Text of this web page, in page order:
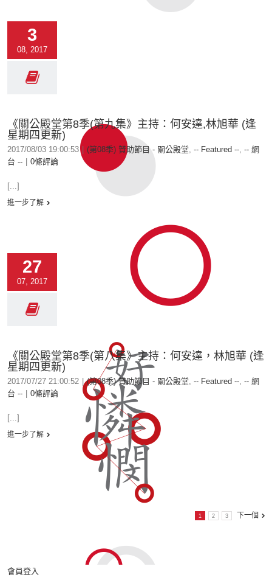
3
08, 2017
《關公殿堂第8季(第九集》主持：何安達,林旭華 (逢
星期四更新)
2017/08/03 19:00:53 (第08季) 贊助節目 - 關公殿堂, -- Featured --, -- 網
台 --
0條評論
[...]
進一步了解
27
07, 2017
《關公殿堂第8季(第八集》主持：何安達，林旭華 (逢
星期四更新)
2017/07/27 21:00:52 (第08季) 贊助節目 - 關公殿堂, -- Featured --, -- 網
台 --
0條評論
[...]
進一步了解
1 2 3 下一個
會員登入